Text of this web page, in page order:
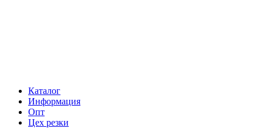
Каталог
Информация
Опт
Цех резки